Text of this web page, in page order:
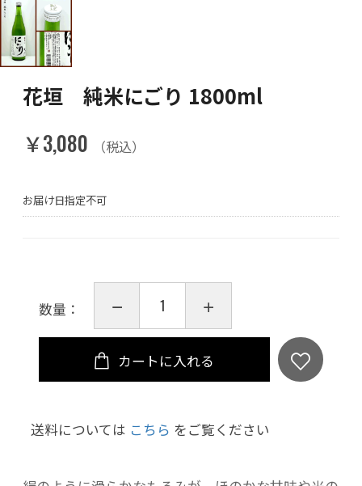
花垣 純米にごり 1800ml
￥3,080 （税込）
お届け日指定不可
数量：
カートに入れる
送料については こちら をご覧ください